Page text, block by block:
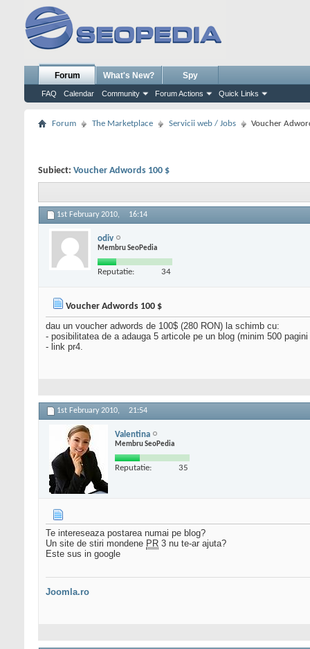
Forum
FAQ Calendar Community Forum Actions Quick Links
What's New? Spy
Forum The Marketplace Servicii web / Jobs Voucher
Subiect: Voucher Adwords 100 $
1st February 2010, 16:14
odiv
Membru SeoPedia
Reputatie: 34
Voucher Adwords 100 $
dau un voucher adwords de 100$ (280 RON) la schimb cu:
- posibilitatea de a adauga 5 articole pe un blog (minim 500
- link pr4.
1st February 2010, 21:54
Valentina
Membru SeoPedia
Reputatie: 35
Te intereseaza postarea numai pe blog?
Un site de stiri mondene PR 3 nu te-ar ajuta?
Este sus in google
Joomla.ro